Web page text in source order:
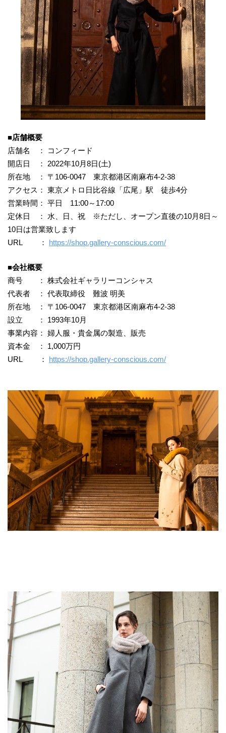
■店舗概要
店舗名 ： コンフィード
開店日 ： 2022年10月8日(土)
所在地 ： 〒106-0047 東京都港区南麻布4-2-38
アクセス： 東京メトロ日比谷線「広尾」駅 徒歩4分
営業時間： 平日 11:00～17:00
定休日 ： 水、日、祝 ※ただし、オープン直後の10月8日～
10日は営業致します
URL ： https://shop.gallery-conscious.com/
■会社概要
商号 ： 株式会社ギャラリーコンシャス
代表者 ： 代表取締役 難波 明美
所在地 ： 〒106-0047 東京都港区南麻布4-2-38
設立 ： 1993年10月
事業内容： 婦人服・貴金属の製造、販売
資本金 ： 1,000万円
URL ： https://shop.gallery-conscious.com/